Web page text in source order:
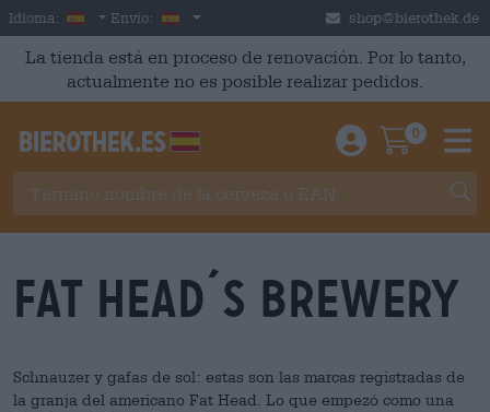
Skip to main content
Idioma: Spanish
Envío: España shop@bierothek.de
La tienda está en proceso de renovación. Por lo tanto,
actualmente no es posible realizar pedidos.
Einloggen /
0
Fat Head´s Brewery
Schnauzer y gafas de sol: estas son las marcas registradas de
la granja del americano Fat Head. Lo que empezó como una